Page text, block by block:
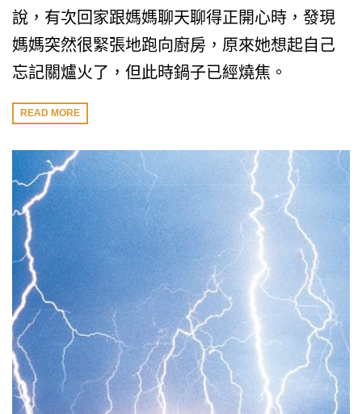
說，有次回家跟媽媽聊天聊得正開心時，發現
媽媽突然很緊張地跑向廚房，原來她想起自己
忘記關爐火了，但此時鍋子已經燒焦。
READ MORE